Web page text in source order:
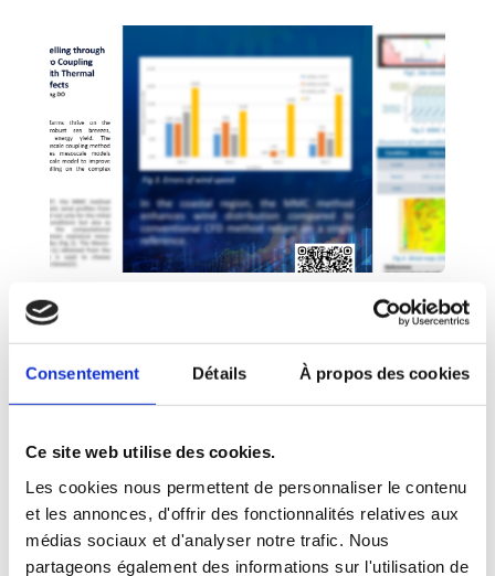
Consentement Détails À propos des cookies
Ce site web utilise des cookies.
Les cookies nous permettent de personnaliser le contenu
et les annonces, d'offrir des fonctionnalités relatives aux
médias sociaux et d'analyser notre trafic. Nous
partageons également des informations sur l'utilisation de
Poster : Modélisation du vent via le
couplage méso-micro avec effets de
Oct 14, 2024 Éolien onshore et offshore,Étude de
cas,Papiers scientifiques,Ressources
Dans les zones côtières, où les conditions de
topographie locale et la stabilité thermique,
une modélisation précise est cruciale pour
l’efficacité des parcs éoliens. Cette étude
applique la méthode de couplage méso-